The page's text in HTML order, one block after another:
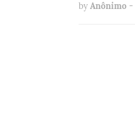
by Anônimo -